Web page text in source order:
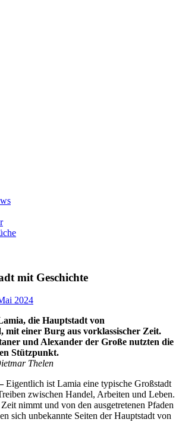
mit Geschichte
2024
die Hauptstadt von
mit einer Burg aus vorklassischer Zeit.
und Alexander der Große nutzten die
Stützpunkt.
Thelen
Eigentlich ist Lamia eine typische Großstadt
zwischen Handel, Arbeiten und Leben.
nimmt und von den ausgetretenen Pfaden
sich unbekannte Seiten der Hauptstadt von